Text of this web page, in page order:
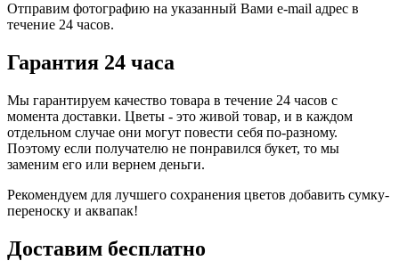
Отправим фотографию на указанный Вами e-mail адрес в
течение 24 часов.
Гарантия 24 часа
Мы гарантируем качество товара в течение 24 часов с
момента доставки. Цветы - это живой товар, и в каждом
отдельном случае они могут повести себя по-разному.
Поэтому если получателю не понравился букет, то мы
заменим его или вернем деньги.
Рекомендуем для лучшего сохранения цветов добавить сумку-
переноску и аквапак!
Доставим бесплатно